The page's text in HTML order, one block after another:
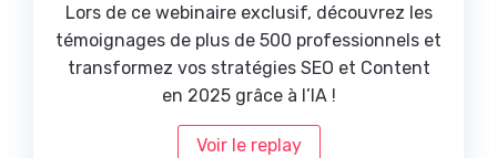
Lors de ce webinaire exclusif, découvrez les
témoignages de plus de 500 professionnels et
transformez vos stratégies SEO et Content
en 2025 grâce à l’IA !
Voir le replay